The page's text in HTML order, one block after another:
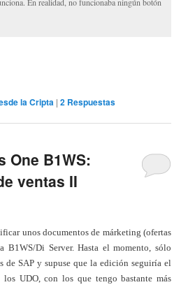
la Cripta |2 Respuestas
One B1WS:
ventas II
unos documentos de márketing (ofertas
B1WS/Di Server. Hasta el momento, sólo
de SAP y supuse que la edición seguiría el
los UDO, con los que tengo bastante más